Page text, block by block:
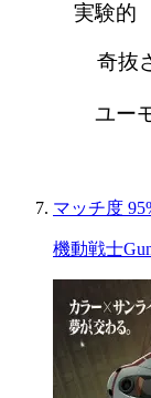
ユー
奇抜
実験的
マッチ度
機動戦士